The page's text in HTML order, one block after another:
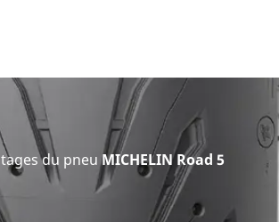
du pneuMICHELIN Road 5